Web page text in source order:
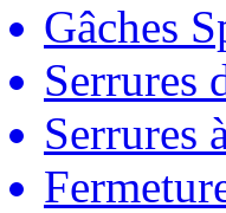
Gâches
Serrures
Serrures